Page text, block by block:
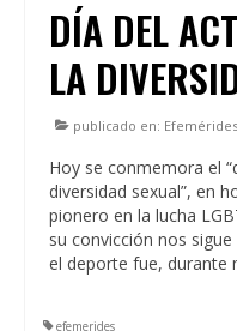
DÍA DEL
LA
publicado en: Efemérides
Hoy se conmemora el
diversidad sexual”, en
pionero en la lucha
su convicción nos
el deporte fue, durante
efemerides